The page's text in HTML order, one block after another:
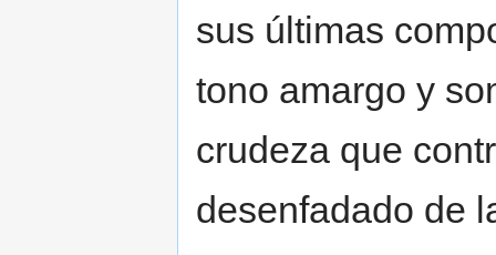
sus últimas
tono amargo y
crudeza que
desenfadado de